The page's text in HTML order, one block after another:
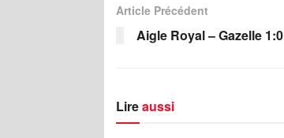
Article Précédent
Aigle Royal – Gazelle 1:0
Lireaussi